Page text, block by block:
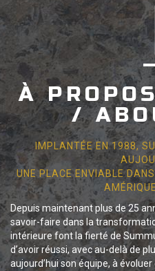
À
/
IMPLANTÉE EN 1988,
UNE PLACE ENVIABLE
Depuis maintenant plus de 25
savoir-faire dans la
intérieure font la fierté de
d’avoir réussi, avec au-delà de
aujourd’hui son équipe, à